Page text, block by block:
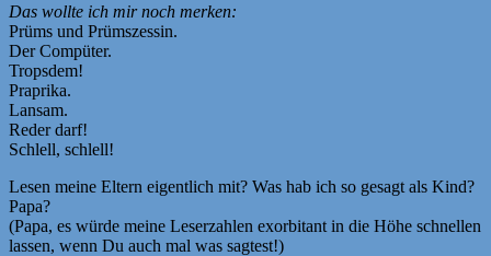
Das wollte ich mir noch merken:
Prüms und Prümszessin.
Der Compüter.
Tropsdem!
Praprika.
Lansam.
Reder darf!
Schlell, schlell!
Lesen meine Eltern eigentlich mit? Was hab ich so gesagt als Kind?
Papa?
(Papa, es würde meine Leserzahlen exorbitant in die Höhe schnellen
lassen, wenn Du auch mal was sagtest!)